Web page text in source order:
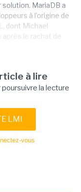
MariaDB a
à l’origine de
dont Michael
après le rachat de
à lire
la lecture
LMI
vous